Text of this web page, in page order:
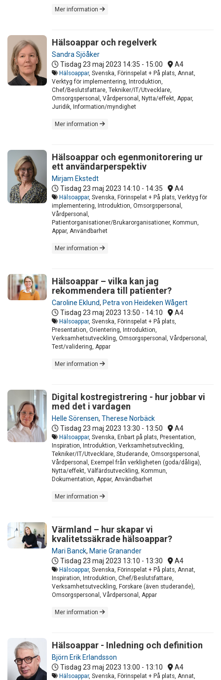
Mer information
Hälsoappar och regelverk
Sandra Sjöåker
Tisdag 23 maj 2023 14:35 - 15:00 A4
Hälsoappar, Svenska, Förinspelat + På plats, Annat,
Verktyg för implementering, Introduktion,
Chef/Beslutsfattare, Tekniker/IT/Utvecklare,
Omsorgspersonal, Vårdpersonal, Nytta/effekt, Appar,
Juridik, Information/myndighet
Mer information
Hälsoappar och egenmonitorering ur
ett användarperspektiv
Mirjam Ekstedt
Tisdag 23 maj 2023 14:10 - 14:35 A4
Hälsoappar, Svenska, Förinspelat + På plats, Verktyg för
implementering, Introduktion, Omsorgspersonal,
Vårdpersonal,
Patientorganisationer/Brukarorganisationer, Kommun,
Appar, Användbarhet
Mer information
Hälsoappar – vilka kan jag
rekommendera till patienter?
Caroline Eklund, Petra von Heideken Wågert
Tisdag 23 maj 2023 13:50 - 14:10 A4
Hälsoappar, Svenska, Förinspelat + På plats,
Presentation, Orientering, Introduktion,
Verksamhetsutveckling, Omsorgspersonal, Vårdpersonal,
Test/validering, Appar
Mer information
Digital kostregistrering - hur jobbar vi
med det i vardagen
Helle Sörensen, Therese Norbäck
Tisdag 23 maj 2023 13:30 - 13:50 A4
Hälsoappar, Svenska, Enbart på plats, Presentation,
Inspiration, Introduktion, Verksamhetsutveckling,
Tekniker/IT/Utvecklare, Studerande, Omsorgspersonal,
Vårdpersonal, Exempel från verkligheten (goda/dåliga),
Nytta/effekt, Välfärdsutveckling, Kommun,
Dokumentation, Appar, Användbarhet
Mer information
Värmland – hur skapar vi
kvalitetssäkrade hälsoappar?
Mari Banck, Marie Granander
Tisdag 23 maj 2023 13:10 - 13:30 A4
Hälsoappar, Svenska, Förinspelat + På plats, Annat,
Inspiration, Introduktion, Chef/Beslutsfattare,
Verksamhetsutveckling, Forskare (även studerande),
Omsorgspersonal, Vårdpersonal, Appar
Mer information
Hälsoappar - Inledning och definition
Björn Erik Erlandsson
Tisdag 23 maj 2023 13:00 - 13:10 A4
Hälsoappar, Svenska, Förinspelat + På plats, Annat,